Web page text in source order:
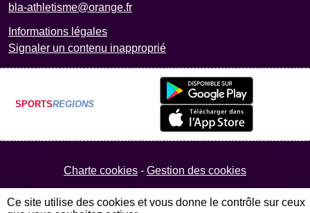
bla-athletisme@orange.fr
Informations légales
Signaler un contenu inapproprié
SPORTSREGIONS
Charte cookies Gestion des cookies
Ce site utilise des cookies et vous donne le contrôle sur ceux